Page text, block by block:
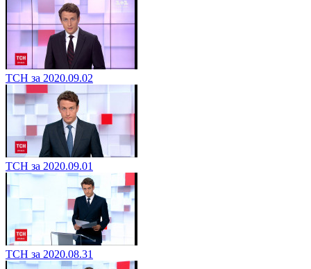
ТСН за 2020.09.02
ТСН за 2020.09.01
ТСН за 2020.08.31